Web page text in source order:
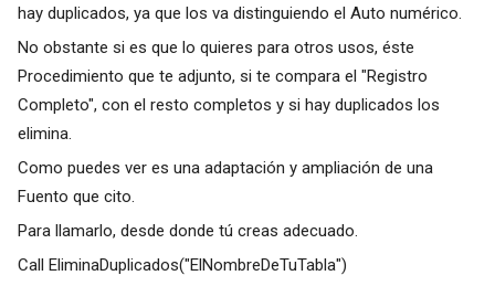
hay duplicados, ya que los va distinguiendo el Auto numérico.
No obstante si es que lo quieres para otros usos, éste
Procedimiento que te adjunto, si te compara el "Registro
Completo", con el resto completos y si hay duplicados los
elimina.
Como puedes ver es una adaptación y ampliación de una
Fuento que cito.
Para llamarlo, desde donde tú creas adecuado.
Call EliminaDuplicados("ElNombreDeTuTabla")